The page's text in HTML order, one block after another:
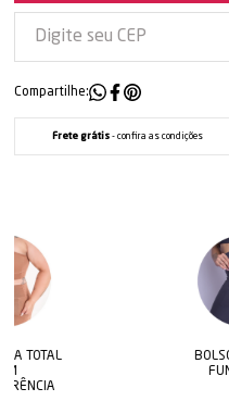
Compartilhe:
Frete grátis- confira as condições
BOLSO LATERAL
FUNCIONAL